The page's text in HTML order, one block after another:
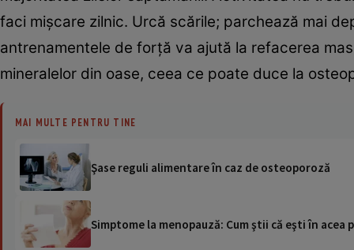
faci mișcare zilnic. Urcă scările; parchează mai
antrenamentele de forță va ajută la refacerea
mineralelor din oase, ceea ce poate duce la
MAI MULTE PENTRU TINE
Şase reguli alimentare în caz de osteoporoză
Simptome la menopauză: Cum ştii că eşti în acea